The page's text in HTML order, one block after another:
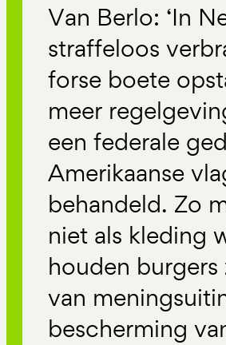
Van Berlo: ‘In
straffeloos
forse boete
meer
een federale
Amerikaanse
behandeld. Zo
niet als kleding
houden
van
bescherming